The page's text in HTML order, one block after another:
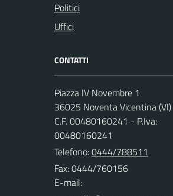
Politici
Uffici
CONTATTI
Piazza IV Novembre 1
36025 Noventa Vicentina (VI)
C.F. 00480160241 - P.Iva:
00480160241
Telefono:0444/788511
Fax: 0444/760156
E-mail: